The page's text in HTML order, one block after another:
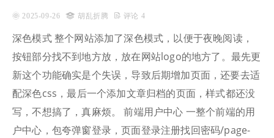
 2025-09-26  胡乱折腾  评论 4
深色模式 整个网站添加了深色模式，以便于夜晚阅读，
按钮部分找不到地方放，放在网站logo的地方了。最先更
新这个功能确实是个失误，导致后期增加页面，还要去适
配深色css，最后一个添加文章归档的页面，样式都还没
写，不想搞了，真麻烦。 前端用户中心 一整个前端的用
户中心，包夸弹窗登录，页面登录注册找回密码/page-